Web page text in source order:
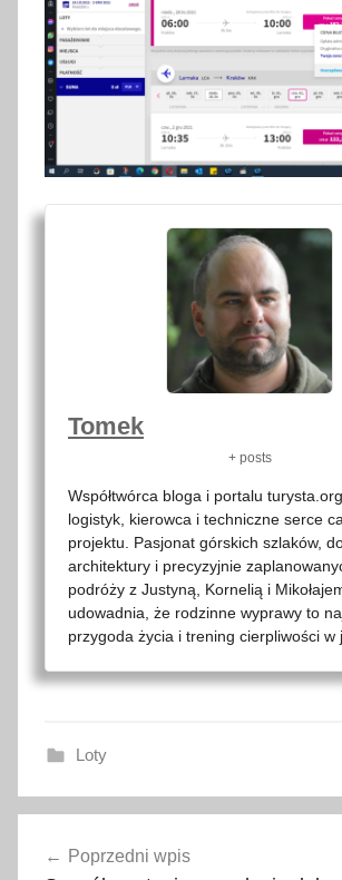
Tomek
+ posts
Współtwórca bloga i portalu
logistyk, kierowca i techniczne serce
projektu. Pasjonat górskich szlaków,
architektury i precyzyjnie
podróży z Justyną, Kornelią i
udowadnia, że rodzinne wyprawy to
przygoda życia i trening cierpliwości w
Loty
B
wpisu
Poprzedni wpis